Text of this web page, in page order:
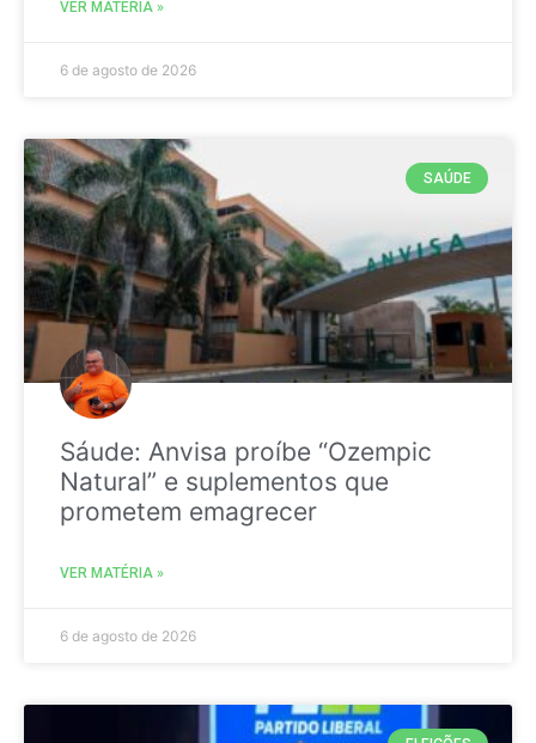
VER MATÉRIA »
6 de agosto de 2026
SAÚDE
Sáude: Anvisa proíbe “Ozempic
Natural” e suplementos que
prometem emagrecer
VER MATÉRIA »
6 de agosto de 2026